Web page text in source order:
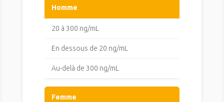
Homme
20 à 300 ng/mL
En dessous de 20 ng/mL
Au-delà de 300 ng/mL
Femme